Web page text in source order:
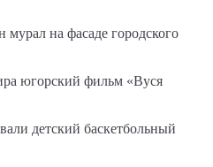
на фасаде городского
югорский фильм «Вуся
детский баскетбольный